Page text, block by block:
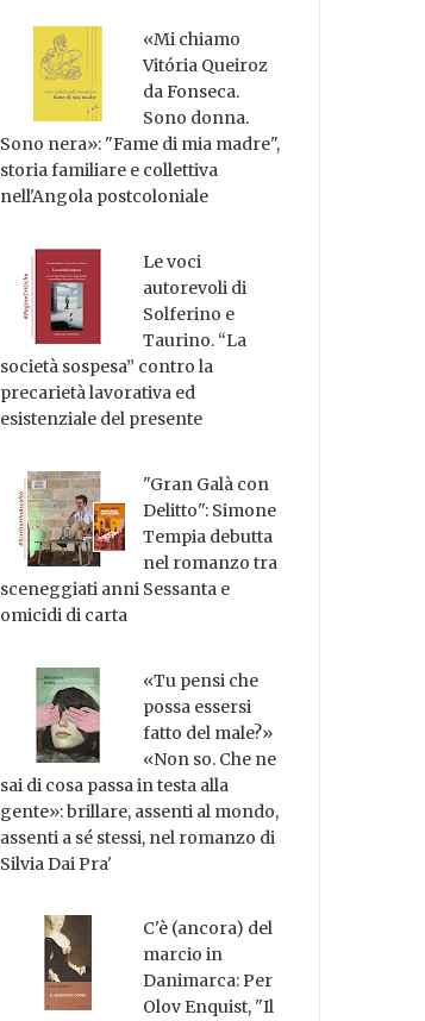
«Mi chiamo
Vitória Queiroz
da Fonseca.
Sono donna.
Sono nera»: "Fame di mia madre",
storia familiare e collettiva
nell'Angola postcoloniale
Le voci
autorevoli di
Solferino e
Taurino. “La
società sospesa” contro la
precarietà lavorativa ed
esistenziale del presente
"Gran Galà con
Delitto": Simone
Tempia debutta
nel romanzo tra
sceneggiati anni Sessanta e
omicidi di carta
«Tu pensi che
possa essersi
fatto del male?»
«Non so. Che ne
sai di cosa passa in testa alla
gente»: brillare, assenti al mondo,
assenti a sé stessi, nel romanzo di
Silvia Dai Pra'
C'è (ancora) del
marcio in
Danimarca: Per
Olov Enquist, "Il